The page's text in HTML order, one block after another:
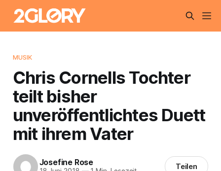
MUSIK
Chris Cornells Tochter
teilt bisher
unveröffentlichtes Duett
mit ihrem Vater
Josefine Rose Teilen